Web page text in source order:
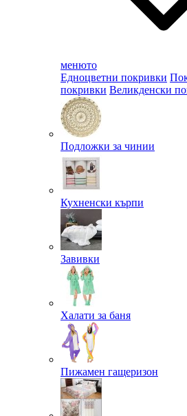
менюто
Едноцветни покривки
покривки Великденски
Подложки за чинии
Кухненски кърпи
Завивки
Халати за баня
Пижамен гащеризон